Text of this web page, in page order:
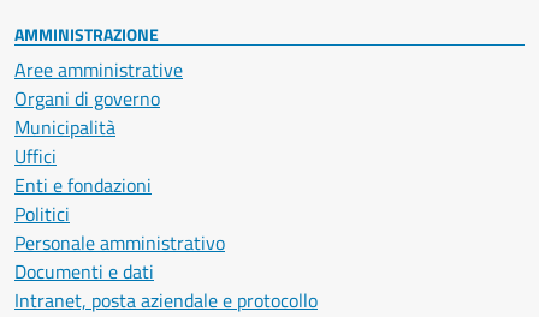
AMMINISTRAZIONE
Aree amministrative
Organi di governo
Municipalità
Uffici
Enti e fondazioni
Politici
Personale amministrativo
Documenti e dati
Intranet, posta aziendale e protocollo